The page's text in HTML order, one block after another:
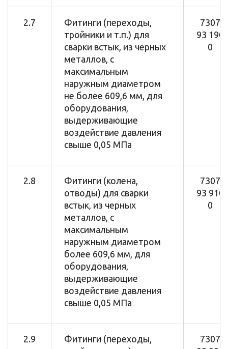
2.7
Фитинги (переходы,
тройники и т.п.) для
сварки встык, из черных
металлов, с
максимальным
наружным диаметром
не более 609,6 мм, для
оборудования,
выдерживающие
воздействие давления
свыше 0,05 МПа
7307
93 190
0
2.8
Фитинги (колена,
отводы) для сварки
встык, из черных
металлов, с
максимальным
наружным диаметром
более 609,6 мм, для
оборудования,
выдерживающие
воздействие давления
свыше 0,05 МПа
7307
93 910
0
2.9
Фитинги (переходы,
7307